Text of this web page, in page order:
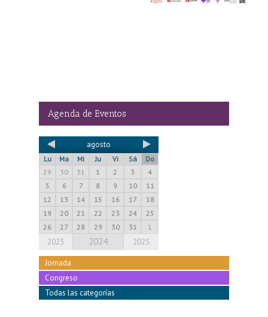
Agenda de Eventos
agosto
Lu Ma Mi Ju Vi Sá
Do
29
30 31 1 2 3
4
5
6 7 8 9 10
11
12
13 14 15 16 17
18
19
20 21 22 23 24
25
26
27 28 29 30 31 1
2023 2024 2025
Jornada
Congreso
Todas las categorías